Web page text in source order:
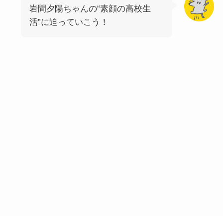
岩間夕陽ちゃんの“素顔の高校生
活”に迫っていこう！